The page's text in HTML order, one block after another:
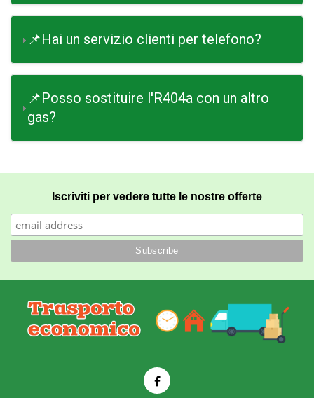
📌Hai un servizio clienti per telefono?
📌Posso sostituire l'R404a con un altro
gas?
Iscriviti per vedere tutte le nostre offerte